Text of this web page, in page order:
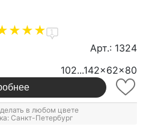
1
Арт.: 1324
102...142x62x80
в любом цвете
Санкт-Петербург